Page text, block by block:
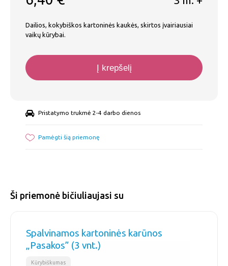
Dailios, kokybiškos kartoninės kaukės, skirtos įvairiausiai
vaikų kūrybai.
Į krepšelį
Pristatymo trukmė 2-4 darbo dienos
Pamėgti šią priemonę
Ši priemonė bičiuliaujasi su
Spalvinamos kartoninės karūnos
„Pasakos” (3 vnt.)
Kūrybiškumas